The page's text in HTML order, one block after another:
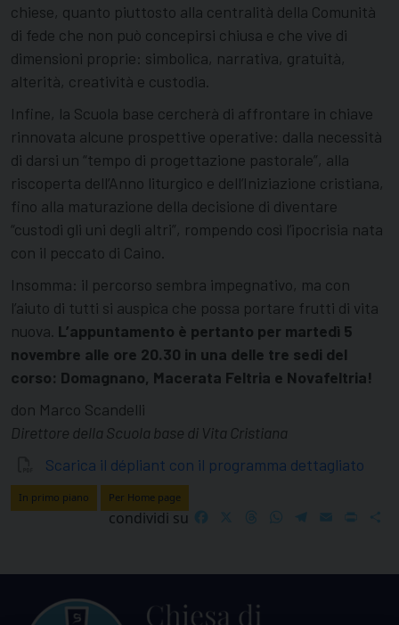
chiese, quanto piuttosto alla centralità della Comunità
di fede che non può concepirsi chiusa e che vive di
dimensioni proprie: simbolica, narrativa, gratuità,
alterità, creatività e custodia.
Infine, la Scuola base cercherà di affrontare in chiave
rinnovata alcune prospettive operative: dalla necessità
di darsi un “tempo di progettazione pastorale”, alla
riscoperta dell’Anno liturgico e dell’Iniziazione cristiana,
fino alla maturazione della decisione di diventare
“custodi gli uni degli altri”, rompendo così l’ipocrisia nata
con il peccato di Caino.
Insomma: il percorso sembra impegnativo, ma con
l’aiuto di tutti si auspica che possa portare frutti di vita
nuova. L’appuntamento è pertanto per martedì 5
novembre alle ore 20.30 in una delle tre sedi del
corso: Domagnano, Macerata Feltria e Novafeltria!
don Marco Scandelli
Direttore della Scuola base di Vita Cristiana
Scarica il dépliant con il programma dettagliato
In primo piano Per Home page
condividi su FacebookThreadsWhatsApp
Telegram
EmailPrint